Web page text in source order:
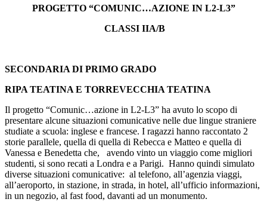
PROGETTO “COMUNIC…AZIONE IN L2-L3”
CLASSI IIA/B
SECONDARIA DI PRIMO GRADO
RIPA TEATINA E TORREVECCHIA TEATINA
Il progetto “Comunic…azione in L2-L3” ha avuto lo scopo di
presentare alcune situazioni comunicative nelle due lingue straniere
studiate a scuola: inglese e francese. I ragazzi hanno raccontato 2
storie parallele, quella di quella di Rebecca e Matteo e quella di
Vanessa e Benedetta che, avendo vinto un viaggio come migliori
studenti, si sono recati a Londra e a Parigi. Hanno quindi simulato
diverse situazioni comunicative: al telefono, all’agenzia viaggi,
all’aeroporto, in stazione, in strada, in hotel, all’ufficio informazioni,
in un negozio, al fast food, davanti ad un monumento.